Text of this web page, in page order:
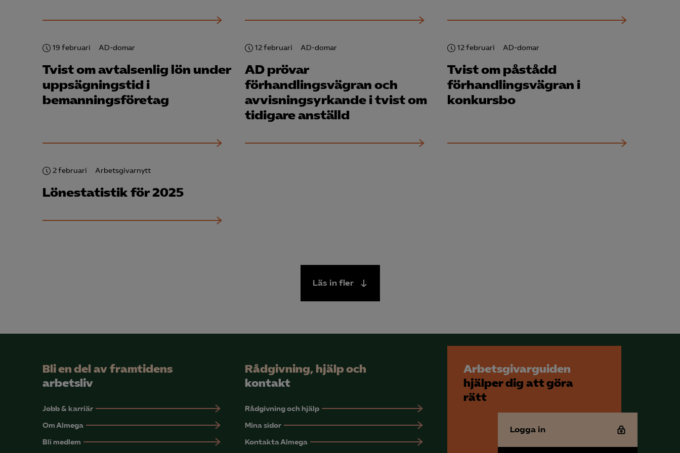
YouTube
LinkedIn Insight
Leadfeeder
Microsoft Ads
19 februari AD-domar
Tvist om avtalsenlig lön under
uppsägningstid i
bemannings­företag
12 februari AD-domar
AD prövar
förhandlingsvägran och
avvisningsyrkande i tvist om
tidigare anställd
12 februari AD-domar
Tvist om påstådd
förhandlingsvägran i
konkursbo
2 februari Arbetsgivarnytt
Lönestatistik för 2025
Läs in fler
Bli en del av framtidens
arbetsliv
Jobb & karriär
Om Almega
Bli medlem
Rådgivning, hjälp och
kontakt
Rådgivning och hjälp
Mina sidor
Kontakta Almega
Arbetsgivarguiden
hjälper dig att göra
rätt
Logga in